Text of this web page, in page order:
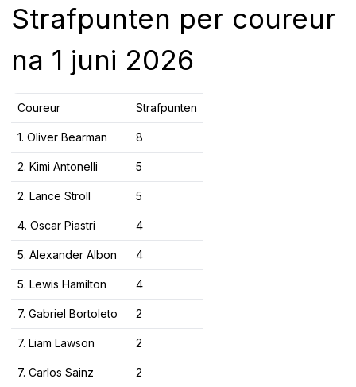
Strafpunten per coureur
na 1 juni 2026
Coureur Strafpunten
1. Oliver Bearman 8
2. Kimi Antonelli 5
2. Lance Stroll 5
4. Oscar Piastri 4
5. Alexander Albon 4
5. Lewis Hamilton 4
7. Gabriel Bortoleto 2
7. Liam Lawson 2
7. Carlos Sainz 2